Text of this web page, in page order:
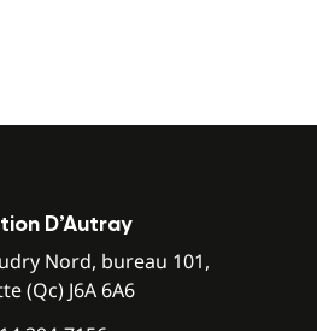
D’Autray
Nord, bureau 101,
(Qc) J6A 6A6